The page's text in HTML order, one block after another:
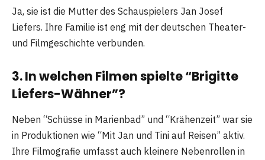
Ja, sie ist die Mutter des Schauspielers Jan Josef
Liefers. Ihre Familie ist eng mit der deutschen Theater-
und Filmgeschichte verbunden.
3. In welchen Filmen spielte “Brigitte
Liefers-Wähner”?
Neben “Schüsse in Marienbad” und “Krähenzeit” war sie
in Produktionen wie “Mit Jan und Tini auf Reisen” aktiv.
Ihre Filmografie umfasst auch kleinere Nebenrollen in